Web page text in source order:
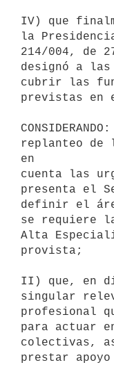
IV) que
la
214/004, de
designó a las
cubrir las
previstas en
replanteo de
en
cuenta las
presenta el
definir el
se requiere
Alta
provista;
II) que, en
singular
profesional
para actuar
colectivas,
prestar